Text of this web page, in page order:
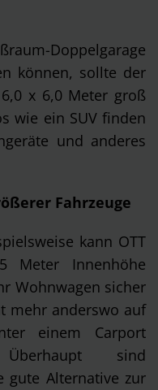
Doppelgarage
können, sollte der
x 6,0 Meter groß
wie ein SUV finden
und anderes
Fahrzeuge
kann OTT
Meter Innenhöhe
Wohnwagen sicher
mehr anderswo auf
einem Carport
sind
gute Alternative zur